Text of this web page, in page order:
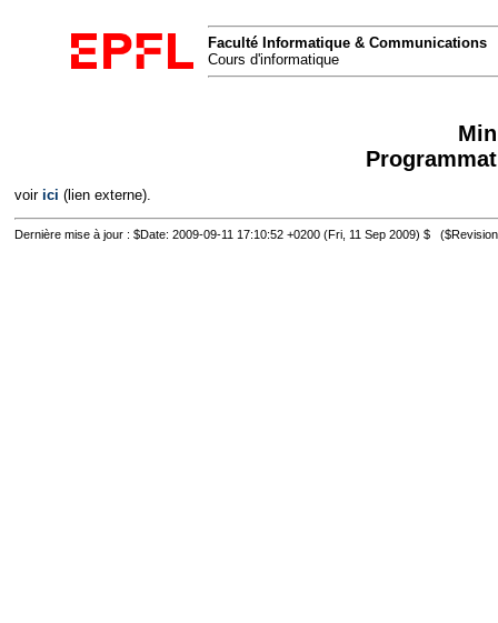
Faculté Informatique & Communications
Cours d'informatique
voir ici (lien externe).
Dernière mise à jour : $Date: 2009-09-11 17:10:52 +0200 (Fri, 11 Sep 2009) $